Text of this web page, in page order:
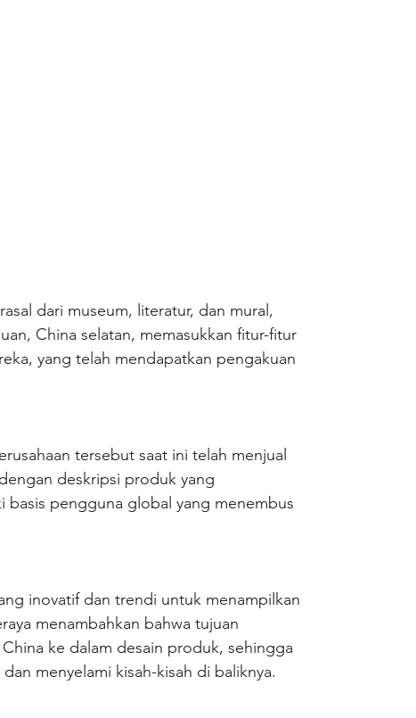
dari museum, literatur, dan mural,
China selatan, memasukkan fitur-fitur
yang telah mendapatkan pengakuan
tersebut saat ini telah menjual
deskripsi produk yang
basis pengguna global yang menembus
inovatif dan trendi untuk menampilkan
menambahkan bahwa tujuan
ke dalam desain produk, sehingga
menyelami kisah-kisah di baliknya.